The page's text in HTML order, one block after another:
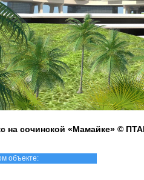
на сочинской «Мамайке» ©
объекте: